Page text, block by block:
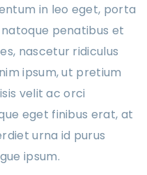
in leo eget, porta
penatibus et
nascetur ridiculus
ipsum, ut pretium
velit ac orci
eget finibus erat, at
urna id purus
ipsum.